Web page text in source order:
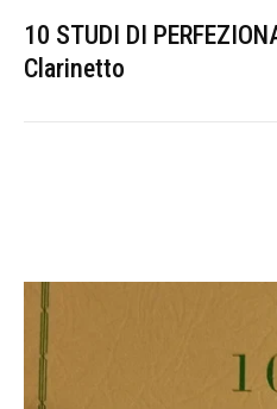
10 STUDI DI
Clarinetto